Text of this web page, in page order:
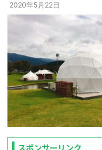
2020年5月22日
スポンサーリンク